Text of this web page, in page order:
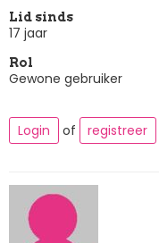
Lid sinds
17 jaar
Rol
Gewone gebruiker
Login of registreer